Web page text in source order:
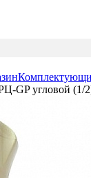
GP угловой (1/